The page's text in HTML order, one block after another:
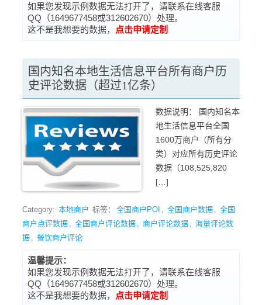
如果您发现示例数据无法打开了，请联系在线客服
QQ（1649677458或312602670）处理。
这不是我想要的数据，
点击申请定制
国内知名本地生活信息平台所有商户历
史评论数据（超过1亿条）
数据说明： 国内知名本
地生活信息平台全国
1600万商户（所有分
类）对应所有历史评论
数据（108,525,820
[…]
Category: 本地商户 标签： 全国商户POI , 全国商户数据 , 全国
商户点评数据 , 全国商户评论数据 , 商户评论数据 , 海量评论数
据 , 餐饮商户评论
温馨提示：
如果您发现示例数据无法打开了，请联系在线客服
QQ（1649677458或312602670）处理。
这不是我想要的数据，
点击申请定制